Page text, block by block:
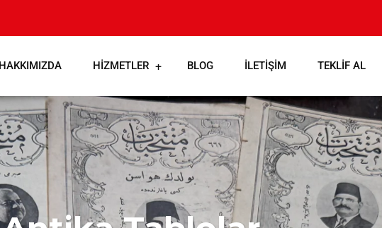
HAKKIMIZDA HIZMETLER BLOG İLETIŞIM TEKLIF AL